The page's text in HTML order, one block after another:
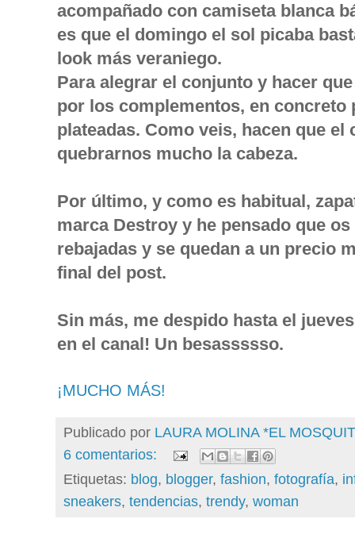
acompañado con camiseta blanca
es que el domingo el sol picaba
look más veraniego.
Para alegrar el conjunto y hacer
por los complementos, en
plateadas. Como veis, hacen que
quebrarnos mucho la cabeza.
Por último, y como es habitual,
marca Destroy y he pensado que
rebajadas y se quedan a un precio
final del post.
Sin más, me despido hasta el
en el canal! Un besassssso.
¡MUCHO MÁS!
Publicado por LAURA MOLINA *EL
6 comentarios:
Etiquetas: blog, blogger, fashion, fotografía,
sneakers, tendencias, trendy, woman